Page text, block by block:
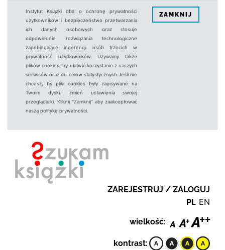
Instytut Książki dba o ochronę prywatności
użytkowników i bezpieczeństwo przetwarzania
ich danych osobowych oraz stosuje
odpowiednie rozwiązania technologiczne
zapobiegające ingerencji osób trzecich w
prywatność użytkowników. Używamy także
plików cookies, by ułatwić korzystanie z naszych
serwisów oraz do celów statystycznych.Jeśli nie
chcesz, by pliki cookies były zapisywane na
Twoim dysku zmień ustawienia swojej
przeglądarki. Kliknij "Zamknij" aby zaakceptować
naszą politykę prywatności.
ZAMKNIJ
ZAREJESTRUJ / ZALOGUJ
PL EN
wielkość:
kontrast: